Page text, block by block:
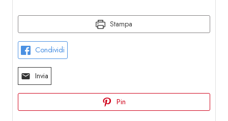
Stampa
Condividi
Invia
Pin